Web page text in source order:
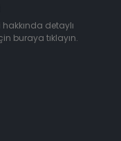
detaylı
buraya tıklayın.